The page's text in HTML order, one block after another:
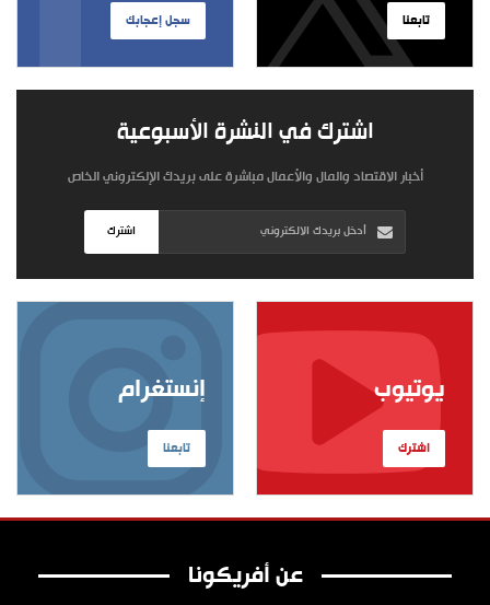
سجل إعجابك تابعنا
اشترك في النشرة الأسبوعية
أخبار الاقتصاد والمال والأعمال مباشرة على بريدك الإلكتروني الخاص
اشترك
إنستغرام
تابعنا
يوتيوب
اشترك
عن أفريكونا